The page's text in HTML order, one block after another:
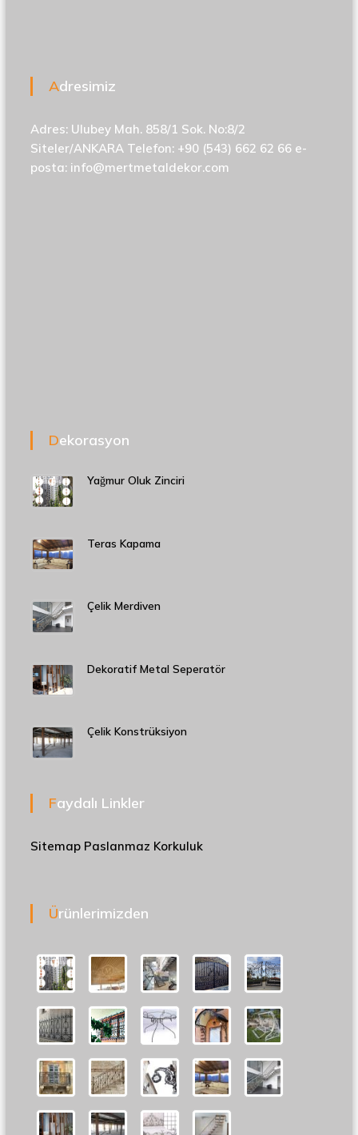
Adresimiz
Adres: Ulubey Mah. 858/1 Sok. No:8/2
Siteler/ANKARA Telefon: +90 (543) 662 62 66 e-
posta: info@mertmetaldekor.com
Dekorasyon
Yağmur Oluk Zinciri
Teras Kapama
Çelik Merdiven
Dekoratif Metal Seperatör
Çelik Konstrüksiyon
Faydalı Linkler
Sitemap Paslanmaz Korkuluk
Ürünlerimizden